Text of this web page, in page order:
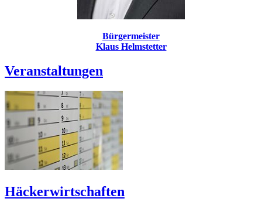
Bürgermeister
Klaus Helmstetter
Veranstaltungen
Häckerwirtschaften